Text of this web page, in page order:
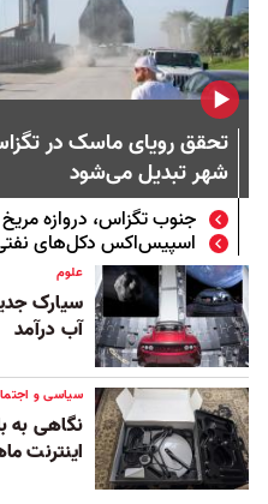
تحقق رویای ماسک در
شهر تبدیل می‌شود
جنوب تگزاس، دروازه
اسپیس‌اکس دکل‌های نفتی
علوم
سیارک
آب درآمد
سیاسی و
نگاهی به
اینترنت